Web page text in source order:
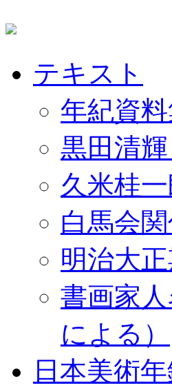
テキスト
年紀資
黒田清
久米桂
白馬会
明治大
書画家
による）
日本美術